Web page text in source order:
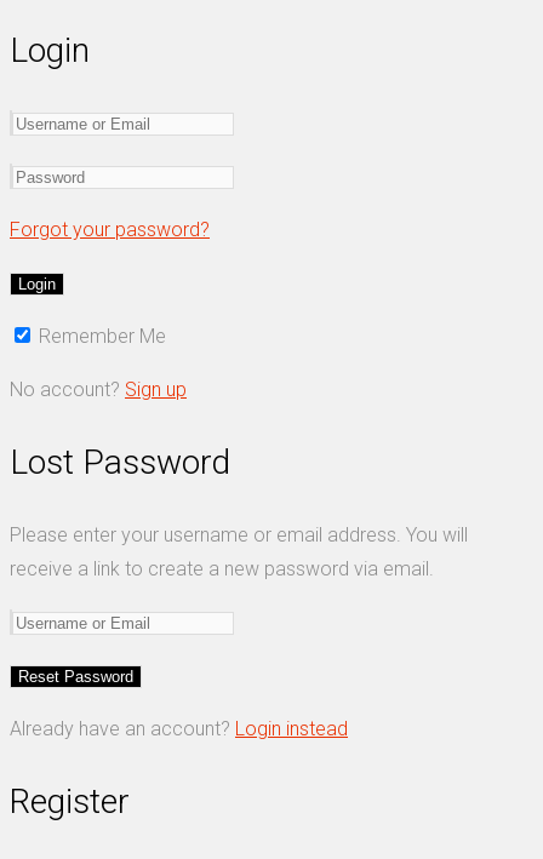
Login
Forgot your password?
Remember Me
No account? Sign up
Lost Password
Please enter your username or email address. You will
receive a link to create a new password via email.
Already have an account? Login instead
Register